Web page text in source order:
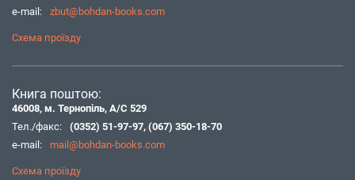
e-mail:
zbut@bohdan-books.com
Схема проїзду
Книга поштою:
46008, м. Тернопіль, А/С 529
Тел./факс:
(0352) 51-97-97, (067) 350-18-70
e-mail:
mail@bohdan-books.com
Схема проїзду